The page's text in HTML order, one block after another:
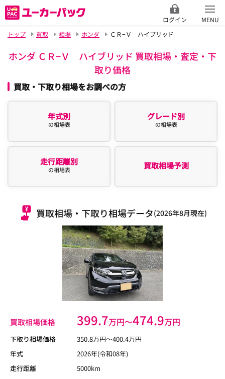
ログイン
MENU
トップ
買取 相場 ホンダ ＣＲ−Ｖ ハイブリッド
ホンダ ＣＲ−Ｖ ハイブリッド 買取相場・査定・下
取り価格
買取・下取り相場をお調べの方
年式別
の相場表
グレード別
の相場表
走行距離別
の相場表 買取相場予測
買取相場・下取り相場データ(2026年8月現在)
買取相場価格 399.7万円〜474.9万円
下取り相場価格 350.8万円〜400.4万円
年式
2026年(令和08年)
走行距離
5000km